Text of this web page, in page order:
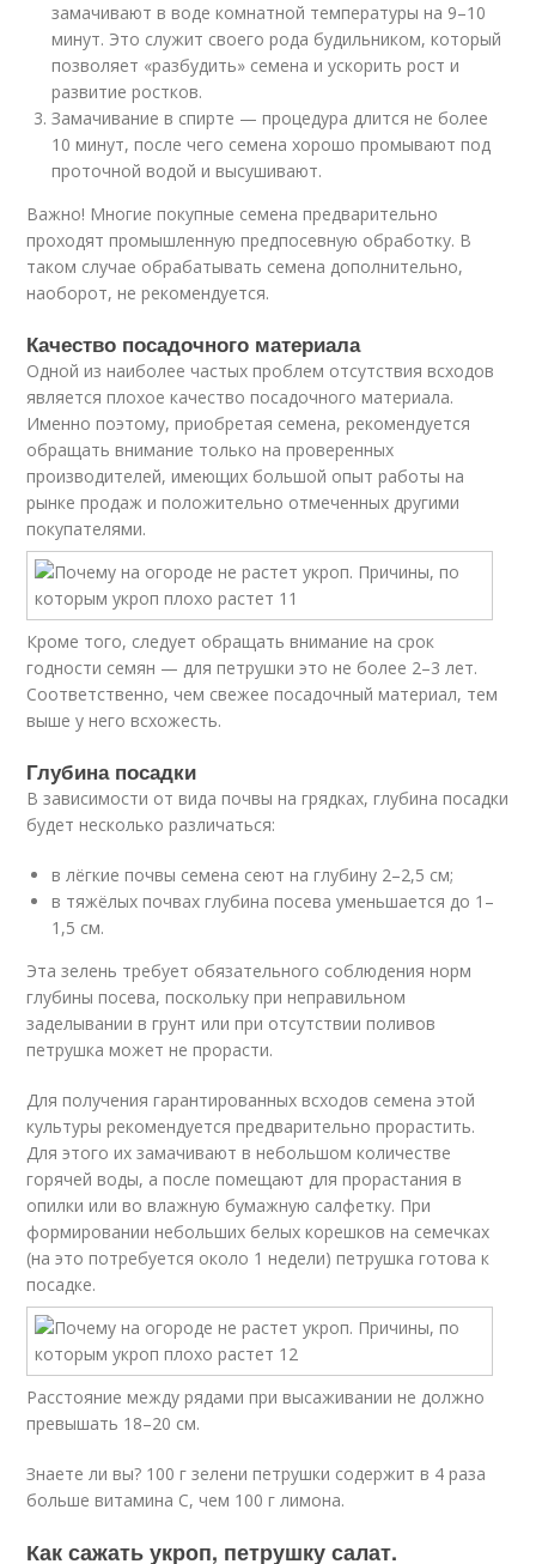
замачивают в воде комнатной температуры на 9–10
минут. Это служит своего рода будильником, который
позволяет «разбудить» семена и ускорить рост и
развитие ростков.
Замачивание в спирте — процедура длится не более
10 минут, после чего семена хорошо промывают под
проточной водой и высушивают.
Важно! Многие покупные семена предварительно
проходят промышленную предпосевную обработку. В
таком случае обрабатывать семена дополнительно,
наоборот, не рекомендуется.
Качество посадочного материала
Одной из наиболее частых проблем отсутствия всходов
является плохое качество посадочного материала.
Именно поэтому, приобретая семена, рекомендуется
обращать внимание только на проверенных
производителей, имеющих большой опыт работы на
рынке продаж и положительно отмеченных другими
покупателями.
Кроме того, следует обращать внимание на срок
годности семян — для петрушки это не более 2–3 лет.
Соответственно, чем свежее посадочный материал, тем
выше у него всхожесть.
Глубина посадки
В зависимости от вида почвы на грядках, глубина посадки
будет несколько различаться:
в лёгкие почвы семена сеют на глубину 2–2,5 см;
в тяжёлых почвах глубина посева уменьшается до 1–
1,5 см.
Эта зелень требует обязательного соблюдения норм
глубины посева, поскольку при неправильном
заделывании в грунт или при отсутствии поливов
петрушка может не прорасти.
Для получения гарантированных всходов семена этой
культуры рекомендуется предварительно прорастить.
Для этого их замачивают в небольшом количестве
горячей воды, а после помещают для прорастания в
опилки или во влажную бумажную салфетку. При
формировании небольших белых корешков на семечках
(на это потребуется около 1 недели) петрушка готова к
посадке.
Расстояние между рядами при высаживании не должно
превышать 18–20 см.
Знаете ли вы? 100 г зелени петрушки содержит в 4 раза
больше витамина С, чем 100 г лимона.
Как сажать укроп, петрушку салат.